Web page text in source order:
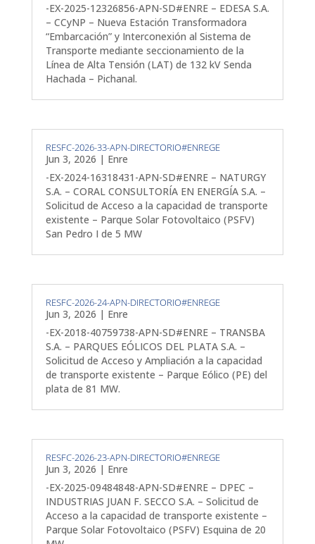
-EX-2025-12326856-APN-SD#ENRE – EDESA S.A.
– CCyNP – Nueva Estación Transformadora
“Embarcación” y Interconexión al Sistema de
Transporte mediante seccionamiento de la
Línea de Alta Tensión (LAT) de 132 kV Senda
Hachada – Pichanal.
RESFC-2026-33-APN-DIRECTORIO#ENREGE
Jun 3, 2026 | Enre
-EX-2024-16318431-APN-SD#ENRE – NATURGY
S.A. – CORAL CONSULTORÍA EN ENERGÍA S.A. –
Solicitud de Acceso a la capacidad de transporte
existente – Parque Solar Fotovoltaico (PSFV)
San Pedro I de 5 MW
RESFC-2026-24-APN-DIRECTORIO#ENREGE
Jun 3, 2026 | Enre
-EX-2018-40759738-APN-SD#ENRE – TRANSBA
S.A. – PARQUES EÓLICOS DEL PLATA S.A. –
Solicitud de Acceso y Ampliación a la capacidad
de transporte existente – Parque Eólico (PE) del
plata de 81 MW.
RESFC-2026-23-APN-DIRECTORIO#ENREGE
Jun 3, 2026 | Enre
-EX-2025-09484848-APN-SD#ENRE – DPEC –
INDUSTRIAS JUAN F. SECCO S.A. – Solicitud de
Acceso a la capacidad de transporte existente –
Parque Solar Fotovoltaico (PSFV) Esquina de 20